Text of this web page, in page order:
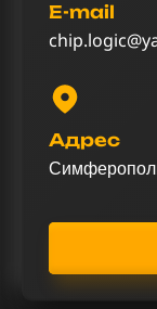
E-mail
Адрес